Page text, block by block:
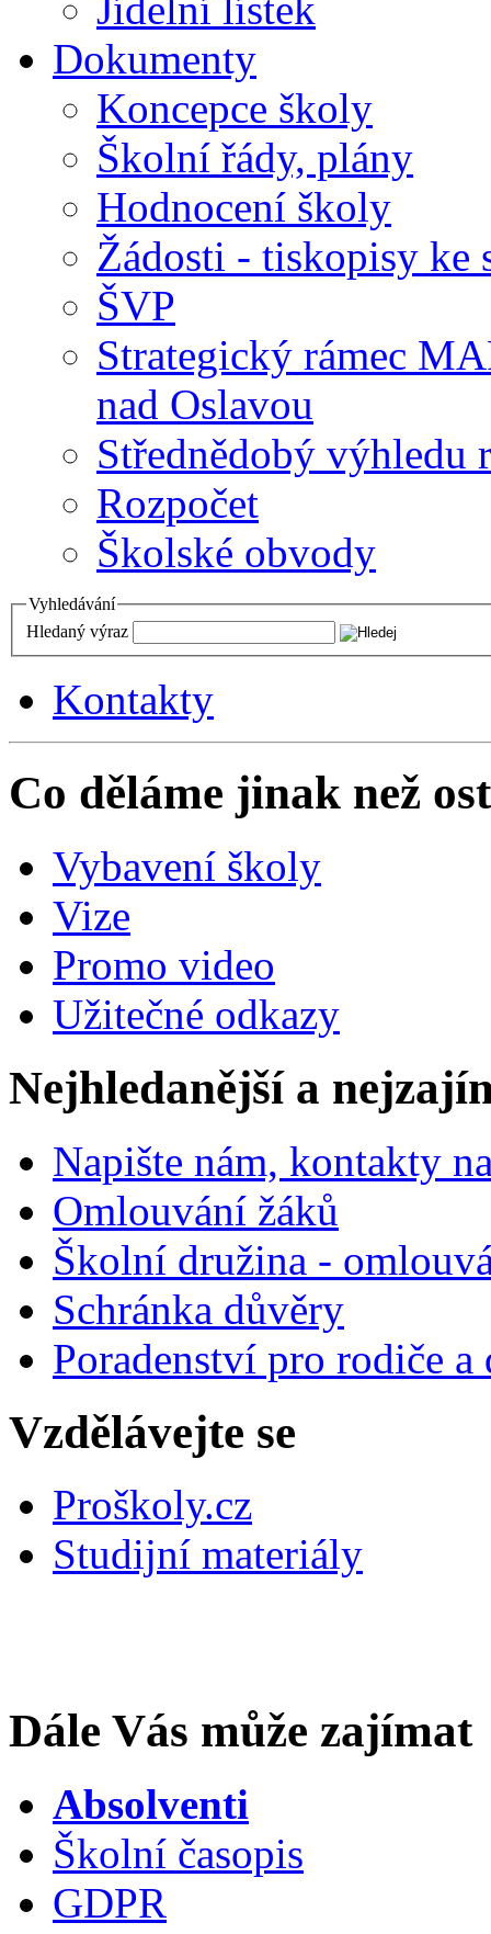
Jídelní lístek
Dokumenty
Koncepce školy
Školní řády, plány
Hodnocení školy
Žádosti - tiskopisy ke
ŠVP
Strategický rámec
nad Oslavou
Střednědobý výhledu
Rozpočet
Školské obvody
Vyhledávání
Hledaný výraz
Kontakty
Co děláme jinak než
Vybavení školy
Vize
Promo video
Užitečné odkazy
Nejhledanější a
Napište nám, kontakty
Omlouvání žáků
Školní družina -
Schránka důvěry
Poradenství pro rodiče
Vzdělávejte se
Proškoly.cz
Studijní materiály
Dále Vás může zajímat
Absolventi
Školní časopis
GDPR